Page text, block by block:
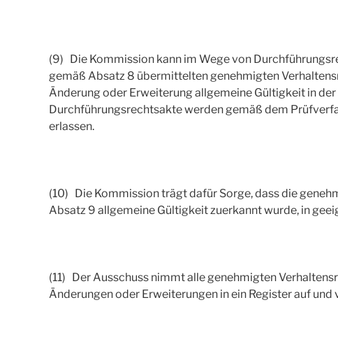
(9) Die Kommission kann im Wege von
gemäß Absatz 8 übermittelten genehmigten
Änderung oder Erweiterung allgemeine Gültigkeit in der
Durchführungsrechtsakte werden gemäß dem
erlassen.
(10) Die Kommission trägt dafür Sorge, dass die
Absatz 9 allgemeine Gültigkeit zuerkannt wurde, in
(11) Der Ausschuss nimmt alle genehmigten
Änderungen oder Erweiterungen in ein Register auf